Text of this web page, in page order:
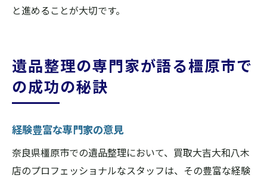
と進めることが大切です。
遺品整理の専門家が語る橿原市で
の成功の秘訣
経験豊富な専門家の意見
奈良県橿原市での遺品整理において、買取大吉大和八木
店のプロフェッショナルなスタッフは、その豊富な経験